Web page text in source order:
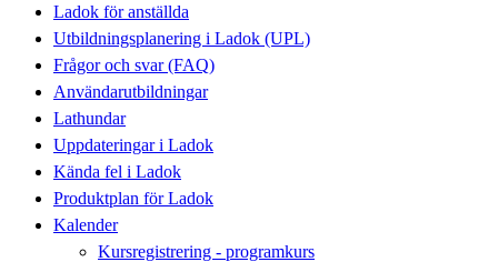
Ladok för anställda
Utbildningsplanering i Ladok (UPL)
Frågor och svar (FAQ)
Användarutbildningar
Lathundar
Uppdateringar i Ladok
Kända fel i Ladok
Produktplan för Ladok
Kalender
Kursregistrering - programkurs